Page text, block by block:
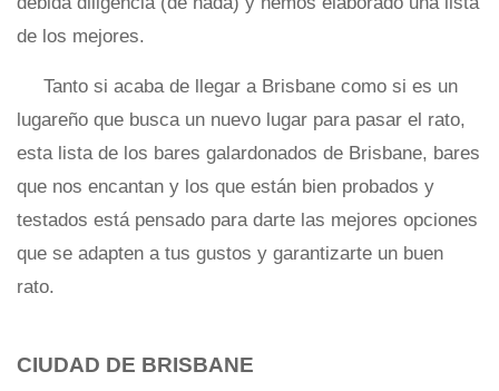
de los mejores.
Tanto si acaba de llegar a Brisbane como si es un
lugareño que busca un nuevo lugar para pasar el rato,
esta lista de los bares galardonados de Brisbane, bares
que nos encantan y los que están bien probados y
testados está pensado para darte las mejores opciones
que se adapten a tus gustos y garantizarte un buen
rato.
CIUDAD DE BRISBANE